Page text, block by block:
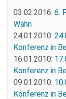
03.02.2016: 6.
Wahn
24.01.2010:
Konferenz in
16.01.2010:
Konferenz in
09.01.2010:
Konferenz in